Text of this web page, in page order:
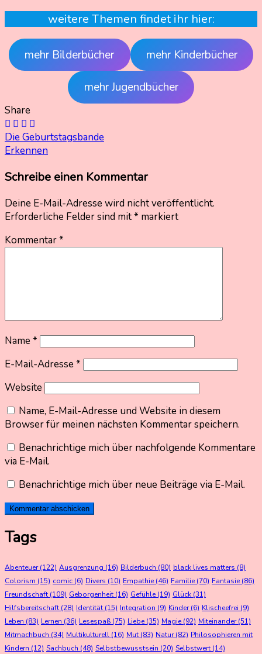
weitere Themen findet ihr hier:
mehr Bilderbücher mehr Kinderbücher
mehr Jugendbücher
Share
Beitragsnavigation
Die Geburtstagsbande
Erkennen
Schreibe einen Kommentar
Deine E-Mail-Adresse wird nicht veröffentlicht.
Erforderliche Felder sind mit* markiert
Kommentar*
Name*
E-Mail-Adresse*
Website
Name, E-Mail-Adresse und Website in diesem
Browser für meinen nächsten Kommentar speichern.
Benachrichtige mich über nachfolgende Kommentare
via E-Mail.
Benachrichtige mich über neue Beiträge via E-Mail.
Tags
Abenteuer(122) Ausgrenzung (16) Bilderbuch (80) black lives matters (8)
Colorism (15) comic (6) Divers (10) Empathie(46) Familie(70) Fantasie(86)
Freundschaft (109) Geborgenheit (16) Gefühle(19) Glück (31)
Hilfsbereitschaft (28) Identität (15) Integration (9) Kinder(6) Klischeefrei (9)
Leben (83) Lernen (36) Lesespaß (75) Liebe(35) Magie(92) Miteinander(51)
Mitmachbuch (34) Multikulturell (16) Mut (83) Natur(82) Philosophieren mit
Kindern (12) Sachbuch (48) Selbstbewusstsein (20) Selbstwert (14)